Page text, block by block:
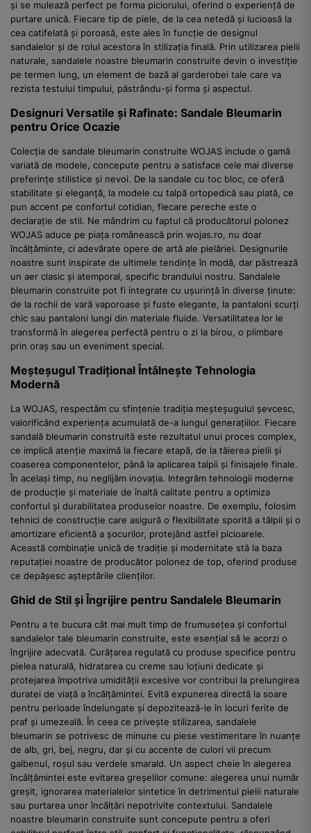
și se mulează perfect pe forma piciorului, oferind o experiență de
purtare unică. Fiecare tip de piele, de la cea netedă și lucioasă la
cea catifelată și poroasă, este ales în funcție de designul
sandalelor și de rolul acestora în stilizația finală. Prin utilizarea pielii
naturale, sandalele noastre bleumarin construite devin o investiție
pe termen lung, un element de bază al garderobei tale care va
rezista testului timpului, păstrându-și forma și aspectul.
Designuri Versatile și Rafinate: Sandale Bleumarin
pentru Orice Ocazie
Colecția de sandale bleumarin construite WOJAS include o gamă
variată de modele, concepute pentru a satisface cele mai diverse
preferințe stilistice și nevoi. De la sandale cu toc bloc, ce oferă
stabilitate și eleganță, la modele cu talpă ortopedică sau plată, ce
pun accent pe confortul cotidian, fiecare pereche este o
declarație de stil. Ne mândrim cu faptul că producătorul polonez
WOJAS aduce pe piața românească prin wojas.ro, nu doar
încălțăminte, ci adevărate opere de artă ale pielăriei. Designurile
noastre sunt inspirate de ultimele tendințe în modă, dar păstrează
un aer clasic și atemporal, specific brandului nostru. Sandalele
bleumarin construite pot fi integrate cu ușurință în diverse ținute:
de la rochii de vară vaporoase și fuste elegante, la pantaloni scurți
chic sau pantaloni lungi din materiale fluide. Versatilitatea lor le
transformă în alegerea perfectă pentru o zi la birou, o plimbare
prin oraș sau un eveniment special.
Meșteșugul Tradițional Întâlnește Tehnologia
Modernă
La WOJAS, respectăm cu sfințenie tradiția meșteșugului șevcesc,
valorificând experiența acumulată de-a lungul generațiilor. Fiecare
sandală bleumarin construită este rezultatul unui proces complex,
ce implică atenție maximă la fiecare etapă, de la tăierea pielii și
coaserea componentelor, până la aplicarea talpii și finisajele finale.
În același timp, nu neglijăm inovația. Integrăm tehnologii moderne
de producție și materiale de înaltă calitate pentru a optimiza
confortul și durabilitatea produselor noastre. De exemplu, folosim
tehnici de construcție care asigură o flexibilitate sporită a tălpii și o
amortizare eficientă a șocurilor, protejând astfel picioarele.
Această combinație unică de tradiție și modernitate stă la baza
reputației noastre de producător polonez de top, oferind produse
ce depășesc așteptările clienților.
Ghid de Stil și Îngrijire pentru Sandalele Bleumarin
Pentru a te bucura cât mai mult timp de frumusețea și confortul
sandalelor tale bleumarin construite, este esențial să le acorzi o
îngrijire adecvată. Curățarea regulată cu produse specifice pentru
pielea naturală, hidratarea cu creme sau loțiuni dedicate și
protejarea împotriva umidității excesive vor contribui la prelungirea
duratei de viață a încălțămintei. Evită expunerea directă la soare
pentru perioade îndelungate și depozitează-le în locuri ferite de
praf și umezeală. În ceea ce privește stilizarea, sandalele
bleumarin se potrivesc de minune cu piese vestimentare în nuanțe
de alb, gri, bej, negru, dar și cu accente de culori vii precum
galbenul, roșul sau verdele smarald. Un aspect cheie în alegerea
încălțămintei este evitarea greșelilor comune: alegerea unui număr
greșit, ignorarea materialelor sintetice în detrimentul pielii naturale
sau purtarea unor încălțări nepotrivite contextului. Sandalele
noastre bleumarin construite sunt concepute pentru a oferi